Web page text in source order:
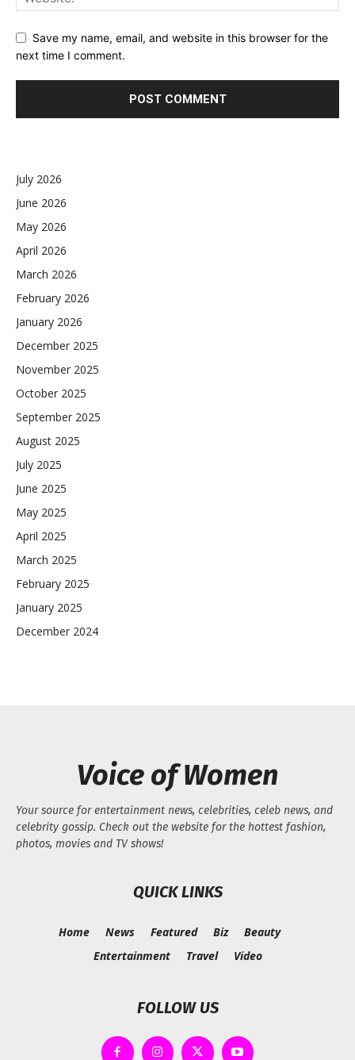
Save my name, email, and website in this browser for the
next time I comment.
July 2026
June 2026
May 2026
April 2026
March 2026
February 2026
January 2026
December 2025
November 2025
October 2025
September 2025
August 2025
July 2025
June 2025
May 2025
April 2025
March 2025
February 2025
January 2025
December 2024
Voice of Women
Your source for entertainment news, celebrities, celeb news, and
celebrity gossip. Check out the website for the hottest fashion,
photos, movies and TV shows!
QUICK LINKS
Home News Featured Biz
Beauty
Entertainment
Travel Video
FOLLOW US